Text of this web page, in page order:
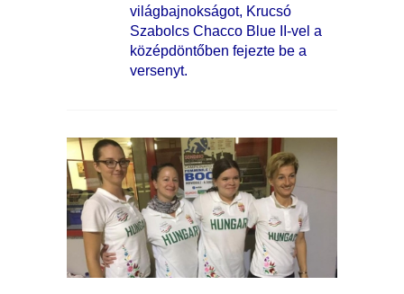
világbajnokságot, Krucsó
Szabolcs Chacco Blue II-vel a
középdöntőben fejezte be a
versenyt.